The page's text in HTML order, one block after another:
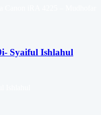
Syaiful Ishlahul